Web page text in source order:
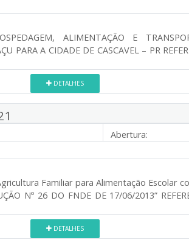
ALIMENTAÇÃO E
PARA A CIDADE DE CASCAVEL – PR
DETALHES
Abertura:
Familiar para Alimentação Escolar
Nº 26 DO FNDE DE 17/06/2013”
DETALHES